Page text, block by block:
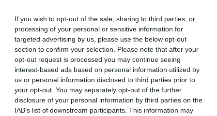
If you wish to opt-out of the sale, sharing to third parties, or
processing of your personal or sensitive information for
targeted advertising by us, please use the below opt-out
section to confirm your selection. Please note that after your
opt-out request is processed you may continue seeing
interest-based ads based on personal information utilized by
us or personal information disclosed to third parties prior to
your opt-out. You may separately opt-out of the further
disclosure of your personal information by third parties on the
IAB’s list of downstream participants. This information may